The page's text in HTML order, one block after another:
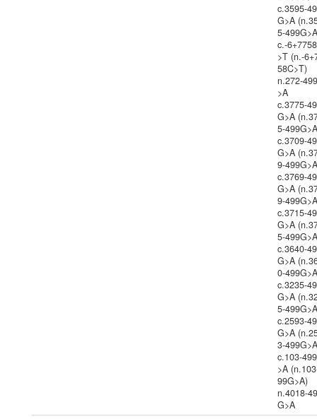
c.3595-
G>A
5-
c.-
>T (n.-
58C>T)
n.272-
>A
c.3775-
G>A
5-
c.3709-
G>A
9-
c.3769-
G>A
9-
c.3715-
G>A
5-
c.3640-
G>A
0-
c.3235-
G>A
5-
c.2593-
G>A
3-
c.103-
>A
99G>A)
n.4018-
G>A